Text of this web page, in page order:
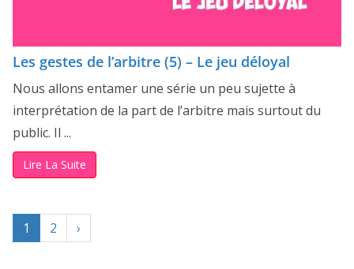
Les gestes de l’arbitre (5) – Le jeu déloyal
Nous allons entamer une série un peu sujette à
interprétation de la part de l’arbitre mais surtout du
public. Il ...
Lire La Suite
1 2 ›